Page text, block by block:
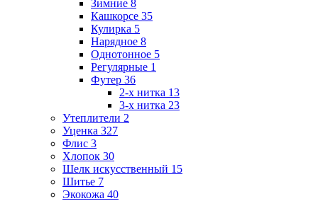
Зимние 8
Кашкорсе 35
Кулирка 5
Нарядное 8
Однотонное 5
Регулярные 1
Футер 36
2-х нитка 13
3-х нитка 23
Утеплители 2
Уценка 327
Флис 3
Хлопок 30
Шелк искусственный 15
Шитье 7
Экокожа 40